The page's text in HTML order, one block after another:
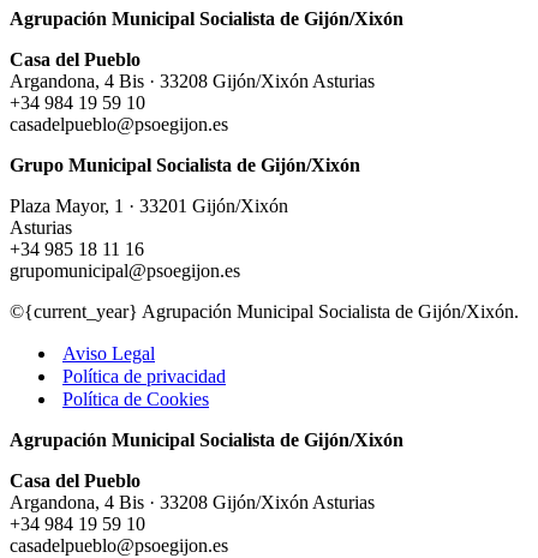
Agrupación Municipal Socialista de Gijón/Xixón
Casa del Pueblo
Argandona, 4 Bis · 33208 Gijón/Xixón Asturias
+34 984 19 59 10
casadelpueblo@psoegijon.es
Grupo Municipal Socialista de Gijón/Xixón
Plaza Mayor, 1 · 33201 Gijón/Xixón
Asturias
+34 985 18 11 16
grupomunicipal@psoegijon.es
©{current_year} Agrupación Municipal Socialista de Gijón/Xixón.
Aviso Legal
Política de privacidad
Política de Cookies
Agrupación Municipal Socialista de Gijón/Xixón
Casa del Pueblo
Argandona, 4 Bis · 33208 Gijón/Xixón Asturias
+34 984 19 59 10
casadelpueblo@psoegijon.es